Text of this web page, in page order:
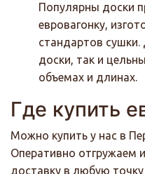
Популярны доски
евровагонку,
стандартов
доски, так и
объемах и длинах.
Где купить
Можно купить у нас в
Оперативно отгружаем
доставку в любую